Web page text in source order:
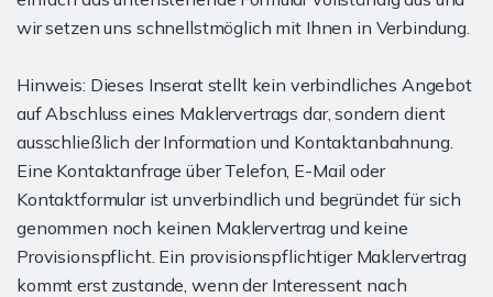
wir setzen uns schnellstmöglich mit Ihnen in Verbindung.
Hinweis: Dieses Inserat stellt kein verbindliches Angebot
auf Abschluss eines Maklervertrags dar, sondern dient
ausschließlich der Information und Kontaktanbahnung.
Eine Kontaktanfrage über Telefon, E-Mail oder
Kontaktformular ist unverbindlich und begründet für sich
genommen noch keinen Maklervertrag und keine
Provisionspflicht. Ein provisionspflichtiger Maklervertrag
kommt erst zustande, wenn der Interessent nach